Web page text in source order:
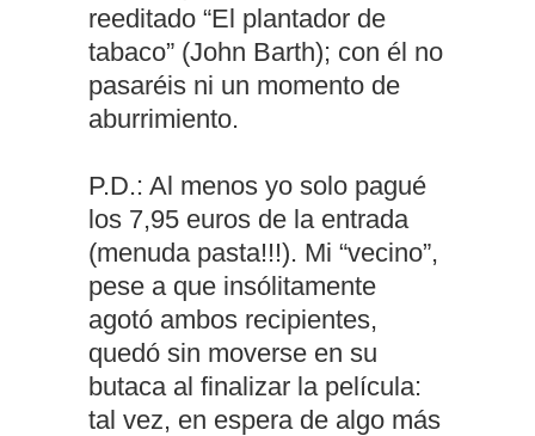
reeditado “El plantador de
tabaco” (John Barth); con él no
pasaréis ni un momento de
aburrimiento.
P.D.: Al menos yo solo pagué
los 7,95 euros de la entrada
(menuda pasta!!!). Mi “vecino”,
pese a que insólitamente
agotó ambos recipientes,
quedó sin moverse en su
butaca al finalizar la película:
tal vez, en espera de algo más